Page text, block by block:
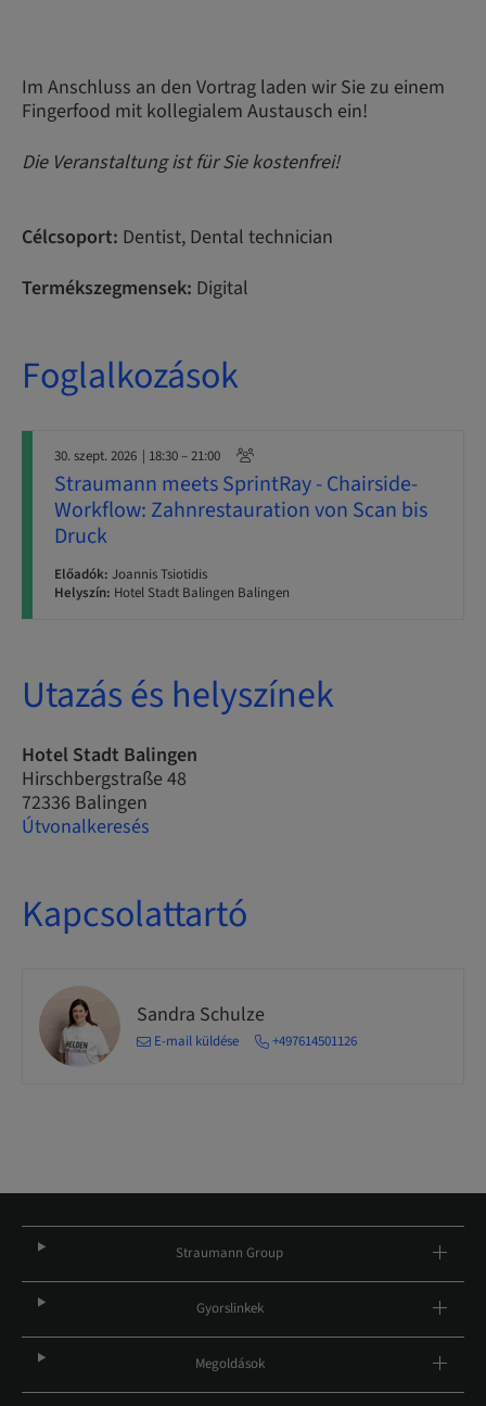
Im Anschluss an den Vortrag laden wir Sie zu einem
Fingerfood mit kollegialem Austausch ein!
Die Veranstaltung ist für Sie kostenfrei!
Célcsoport: Dentist, Dental technician
Termékszegmensek: Digital
Foglalkozások
30. szept. 2026 | 18:30 – 21:00
Straumann meets SprintRay - Chairside-
Workflow: Zahnrestauration von Scan bis
Druck
Előadók: Joannis Tsiotidis
Helyszín: Hotel Stadt Balingen Balingen
Utazás és helyszínek
Hotel Stadt Balingen
Hirschbergstraße 48
72336 Balingen
Útvonalkeresés
Kapcsolattartó
Sandra Schulze
E-mail küldése +497614501126
Straumann Group
Gyorslinkek
Megoldások